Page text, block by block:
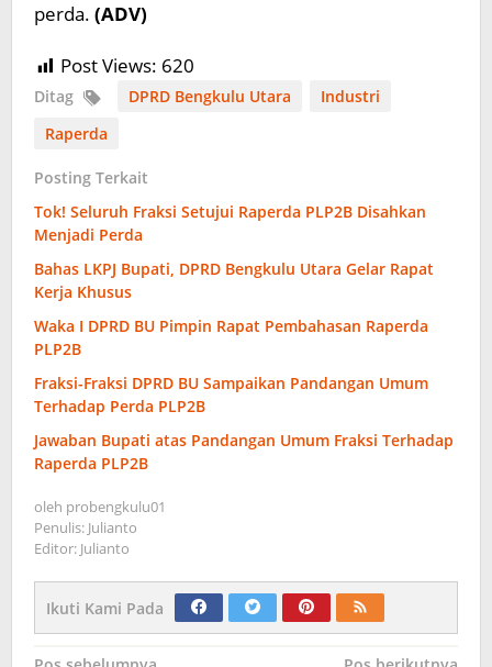
perda. (ADV)
Post Views: 620
Ditag DPRD Bengkulu Utara
Industri
Raperda
Posting Terkait
Tok! Seluruh Fraksi Setujui Raperda PLP2B Disahkan
Menjadi Perda
Bahas LKPJ Bupati, DPRD Bengkulu Utara Gelar Rapat
Kerja Khusus
Waka I DPRD BU Pimpin Rapat Pembahasan Raperda
PLP2B
Fraksi-Fraksi DPRD BU Sampaikan Pandangan Umum
Terhadap Perda PLP2B
Jawaban Bupati atas Pandangan Umum Fraksi Terhadap
Raperda PLP2B
oleh probengkulu01
Penulis: Julianto
Editor: Julianto
Ikuti Kami Pada